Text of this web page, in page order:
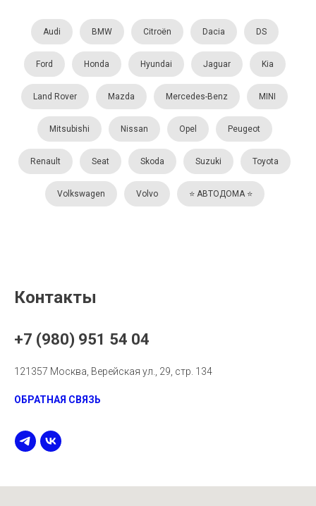
Audi BMW Citroën Dacia DS
Ford Honda Hyundai Jaguar Kia
Land Rover Mazda Mercedes-Benz MINI
Mitsubishi Nissan Opel Peugeot
Renault Seat Skoda Suzuki Toyota
Volkswagen Volvo ⭐️ АВТОДОМА ⭐️
Контакты
+7 (980) 951 54 04
121357 Москва, Верейская ул., 29, стр. 134
ОБРАТНАЯ СВЯЗЬ